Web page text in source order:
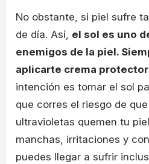
No obstante, si piel sufre
de día. Así, el sol es uno
enemigos de la piel.
aplicarte crema
intención es tomar el sol
que corres el riesgo de
ultravioletas quemen tu
manchas, irritaciones y
puedes llegar a sufrir